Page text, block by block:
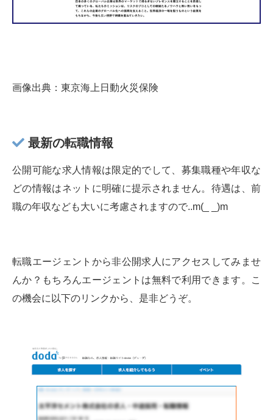
画像出典：東京海上日動火災保険
最新の転職情報
公開可能な求人情報は限定的でして、募集職種や年収な
どの情報はネットに明確に提示されません。待遇は、前
職の年収なども大いに考慮されますので..m(_ _)m
転職エージェントから非公開求人にアクセスしてみませ
んか？もちろんエージェントは無料で利用できます。こ
の機会に以下のリンクから、是非どうぞ。